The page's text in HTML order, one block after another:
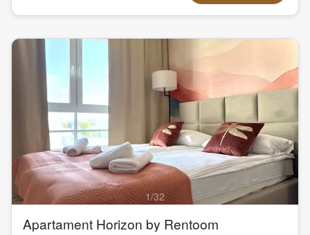
1/32
Apartament Horizon by Rentoom